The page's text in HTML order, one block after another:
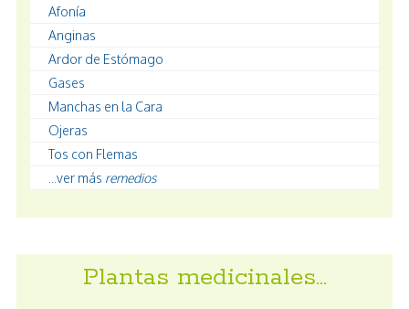
Afonía
Anginas
Ardor de Estómago
Gases
Manchas en la Cara
Ojeras
Tos con Flemas
...ver más remedios
Plantas medicinales…